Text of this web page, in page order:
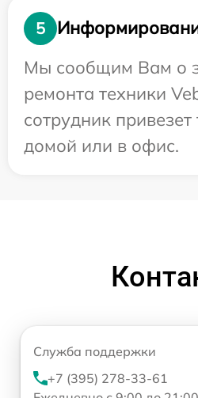
5
Мы сообщим Вам о
ремонта техники
сотрудник
домой или в офис.
Служба поддержки
+7 (395) 278-33-61